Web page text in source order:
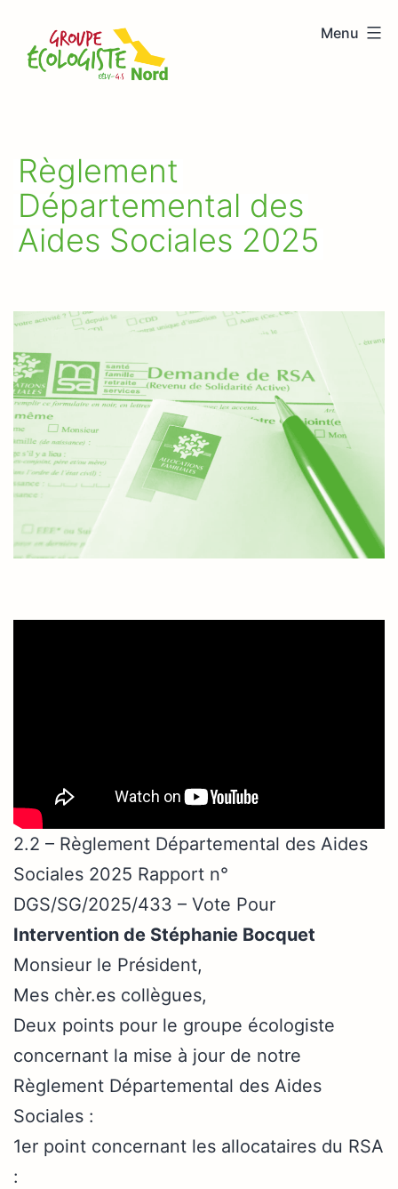
contenu
Groupe
Menu
Règlement
Départemental des
Aides Sociales 2025
2.2 – Règlement Départemental des Aides
Sociales 2025 Rapport n°
DGS/SG/2025/433 – Vote Pour
Intervention de Stéphanie Bocquet
Monsieur le Président,
Mes chèr.es collègues,
Deux points pour le groupe écologiste
concernant la mise à jour de notre
Règlement Départemental des Aides
Sociales :
1er point concernant les allocataires du RSA
: